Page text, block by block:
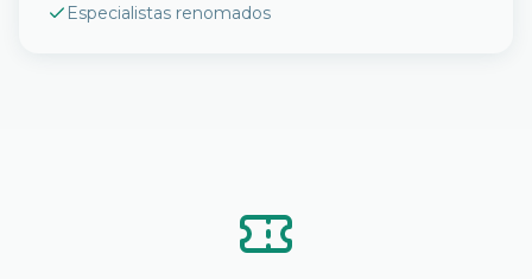
Especialistas renomados